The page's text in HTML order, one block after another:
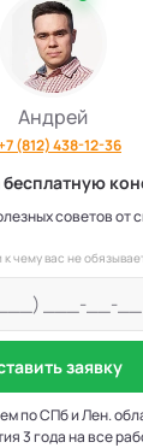
Андрей
(812) 438-12-36
советов от
к чему вас не
заявку
по СПб и Лен.
3 года на все